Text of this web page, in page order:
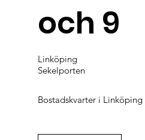
och 9
Linköping
Bostadskvarter i Linköping
Sekelporten